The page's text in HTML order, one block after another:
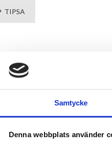
Samtycke
Denna webbplats använder
TIPSA
Snabb leverans